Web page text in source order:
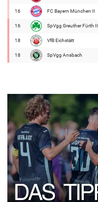
16 FC Bayern München II
16 SpVgg Greuther Fürth II
18 VfB Eichstätt
18 SpVgg Ansbach